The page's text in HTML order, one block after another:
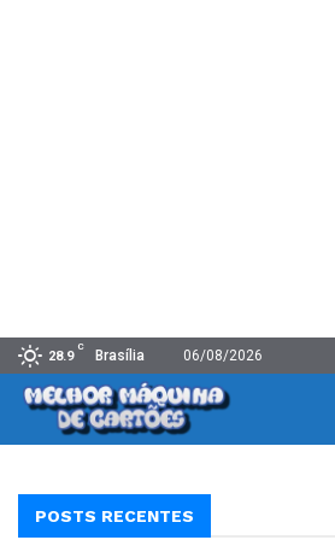
28.9
C
Brasília 06/08/2026
POSTS RECENTES